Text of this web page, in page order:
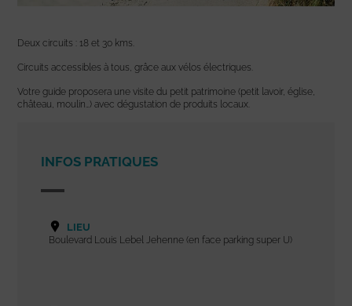
Deux circuits : 18 et 30 kms.
Circuits accessibles à tous, grâce aux vélos électriques.
Votre guide proposera une visite du petit patrimoine (petit lavoir, église,
château, moulin…) avec dégustation de produits locaux.
INFOS PRATIQUES
LIEU
Boulevard Louis Lebel Jehenne (en face parking super U)